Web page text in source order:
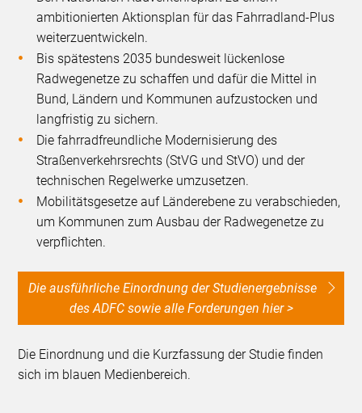
ambitionierten Aktionsplan für das Fahrradland-Plus
weiterzuentwickeln.
Bis spätestens 2035 bundesweit lückenlose
Radwegenetze zu schaffen und dafür die Mittel in
Bund, Ländern und Kommunen aufzustocken und
langfristig zu sichern.
Die fahrradfreundliche Modernisierung des
Straßenverkehrsrechts (StVG und StVO) und der
technischen Regelwerke umzusetzen.
Mobilitätsgesetze auf Länderebene zu verabschieden,
um Kommunen zum Ausbau der Radwegenetze zu
verpflichten.
Die ausführliche Einordnung der Studienergebnisse
des ADFC sowie alle Forderungen hier >
Die Einordnung und die Kurzfassung der Studie finden
sich im blauen Medienbereich.